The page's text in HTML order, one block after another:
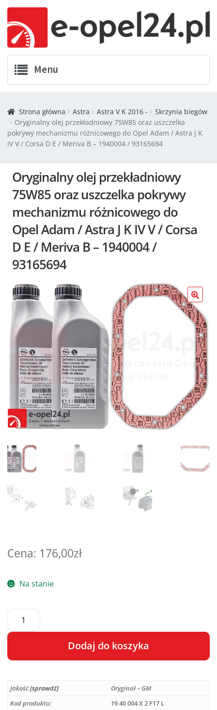
Menu
Zamówienia
Koszyk
Promocje
Strona główna Astra Astra V K 2016 -
Skrzynia biegów
Oryginalny olej przekładniowy 75W85 oraz uszczelka
pokrywy mechanizmu różnicowego do Opel Adam / Astra J K
IV V / Corsa D E / Meriva B – 1940004 / 93165694
Oryginalny olej przekładniowy
75W85 oraz uszczelka pokrywy
mechanizmu różnicowego do
Opel Adam / Astra J K IV V / Corsa
D E / Meriva B – 1940004 /
93165694
176,00zł
Na stanie
Dodaj do koszyka
t
e
Jakość[sprawdź]
Oryginał – GM
Kod produktu:
19 40 004 X 2 F17 L